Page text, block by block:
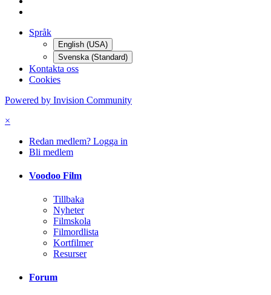
Språk
English (USA)
Svenska (Standard)
Kontakta oss
Cookies
Powered by Invision Community
×
Redan medlem? Logga in
Bli medlem
Voodoo Film
Tillbaka
Nyheter
Filmskola
Filmordlista
Kortfilmer
Resurser
Forum